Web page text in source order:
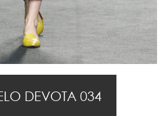
DEVOTA 034